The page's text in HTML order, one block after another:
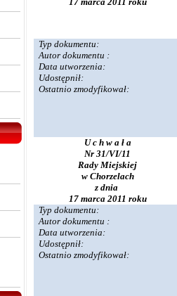
Typ dokumentu:
Autor dokumentu :
Data utworzenia:
Udostępnił:
Ostatnio zmodyfikował:
U c h w a ł a
Nr 31/VI/11
Rady Miejskiej
w Chorzelach
z dnia
17 marca 2011 roku
Typ dokumentu:
Autor dokumentu :
Data utworzenia:
Udostępnił:
Ostatnio zmodyfikował: